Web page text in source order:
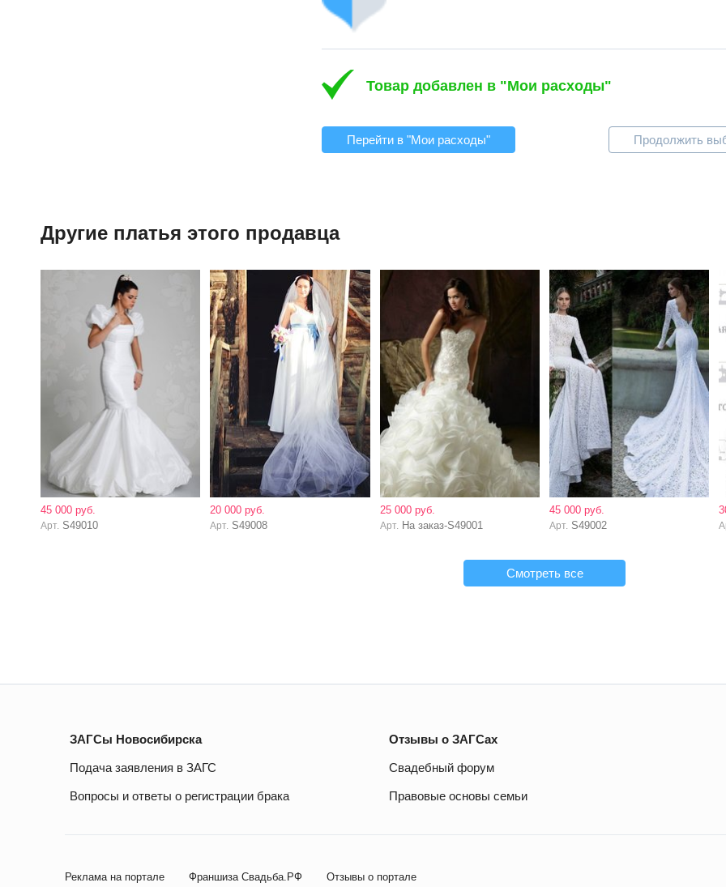
Товар добавлен в "Мои расходы"
Перейти в "Мои расходы" Продолжить
Другие платья этого продавца
45 000 руб.
Арт. S49010
20 000 руб.
Арт. S49008
25 000 руб.
Арт.На заказ-S49001
45 000 руб.
Арт.S49002
Смотреть все
ЗАГСы Новосибирска
Подача заявления в ЗАГС
Вопросы и ответы о регистрации брака
Отзывы о ЗАГСах
Свадебный форум
Правовые основы семьи
Реклама на портале Франшиза Свадьба.РФ Отзывы о портале